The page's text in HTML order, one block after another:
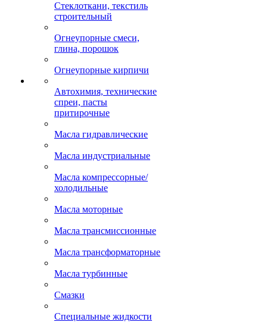
Стеклоткани, текстиль
строительный
Огнеупорные смеси,
глина, порошок
Огнеупорные кирпичи
Автохимия, технические
спреи, пасты
притирочные
Масла гидравлические
Масла индустриальные
Масла компрессорные/
холодильные
Масла моторные
Масла трансмиссионные
Масла трансформаторные
Масла турбинные
Смазки
Специальные жидкости